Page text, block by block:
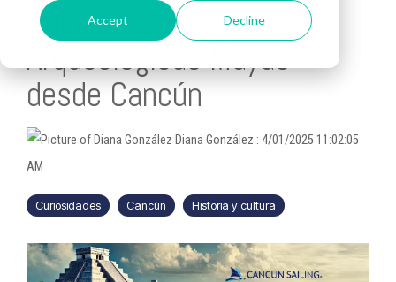
Accept Decline
Ruinas y Zonas
Arqueológicas Mayas
desde Cancún
Diana González : 4/01/2025 11:02:05
AM
Curiosidades Cancún Historia y cultura